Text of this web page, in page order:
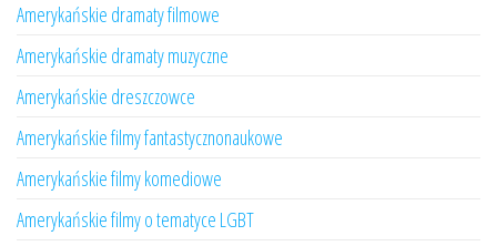
Amerykańskie dramaty filmowe
Amerykańskie dramaty muzyczne
Amerykańskie dreszczowce
Amerykańskie filmy fantastycznonaukowe
Amerykańskie filmy komediowe
Amerykańskie filmy o tematyce LGBT